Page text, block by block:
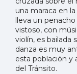
una maraca en
lleva un
vistoso, con
violín, es bailada
danza es muy
esta población y
del Tránsito.